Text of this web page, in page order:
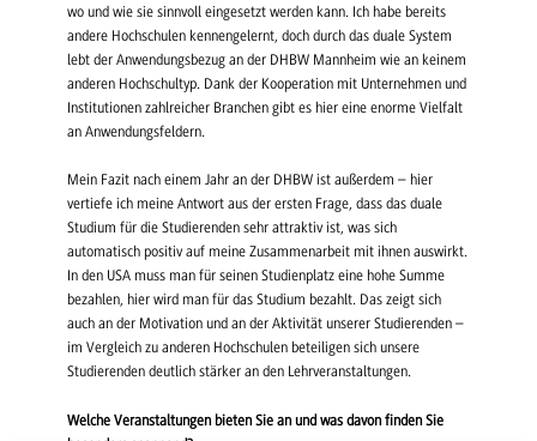
wo und wie sie sinnvoll eingesetzt werden kann. Ich habe bereits
andere Hochschulen kennengelernt, doch durch das duale System
lebt der Anwendungsbezug an der DHBW Mannheim wie an keinem
anderen Hochschultyp. Dank der Kooperation mit Unternehmen und
Institutionen zahlreicher Branchen gibt es hier eine enorme Vielfalt
an Anwendungsfeldern.
Mein Fazit nach einem Jahr an der DHBW ist außerdem – hier
vertiefe ich meine Antwort aus der ersten Frage, dass das duale
Studium für die Studierenden sehr attraktiv ist, was sich
automatisch positiv auf meine Zusammenarbeit mit ihnen auswirkt.
In den USA muss man für seinen Studienplatz eine hohe Summe
bezahlen, hier wird man für das Studium bezahlt. Das zeigt sich
auch an der Motivation und an der Aktivität unserer Studierenden –
im Vergleich zu anderen Hochschulen beteiligen sich unsere
Studierenden deutlich stärker an den Lehrveranstaltungen.
Welche Veranstaltungen bieten Sie an und was davon finden Sie